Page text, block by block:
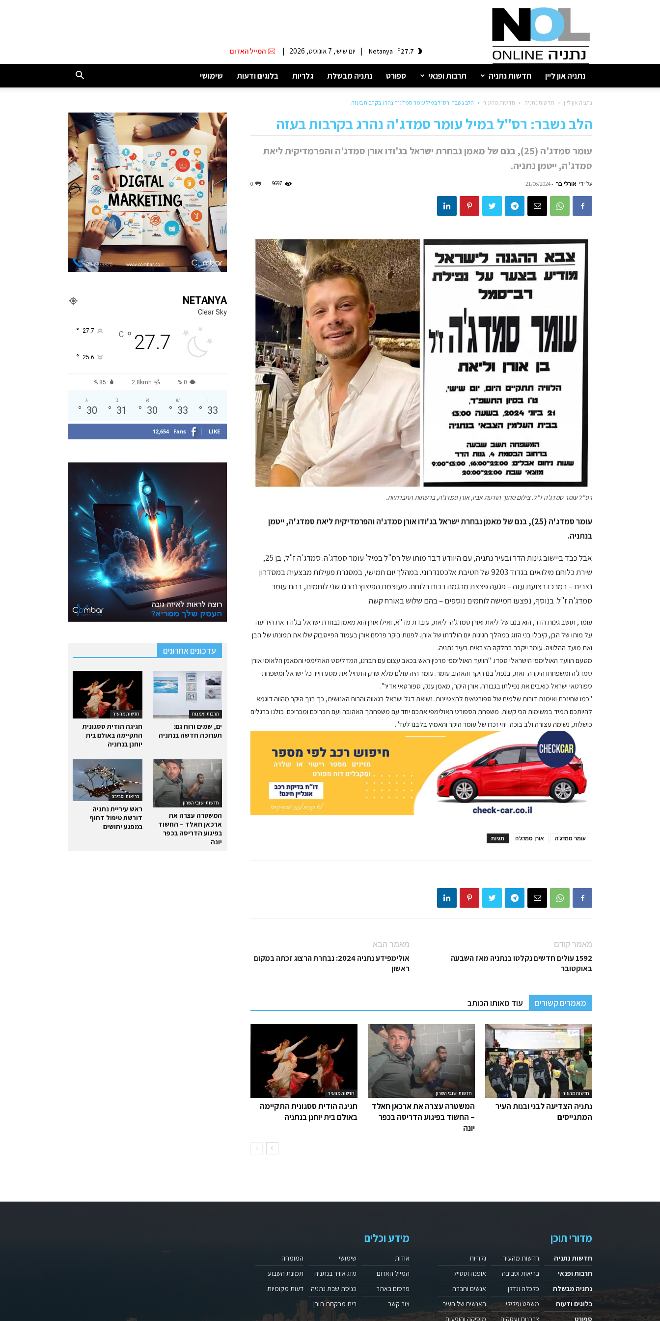
נתניה
27.7
C
Netanya
| יום שישי, 7 אוגוסט, 2026 | המייל האדום
נתניה און ליין חדשות נתניה תרבות ופנאי ספורט נתניה מבשלת גלריות בלוגים ודעות שימושי
נתניה און ליין חדשות נתניה חדשות מהעיר הלב נשבר: רס"ל במיל עומר סמדג'ה נהרג בקרבות בעזה
הלב נשבר: רס"ל במיל עומר סמדג'ה נהרג בקרבות בעזה
עומר סמדג'ה (25), בנם של מאמן נבחרת ישראל בג'ודו אורן סמדג'ה והפרמדיקית ליאת
סמדג'ה, ייטמן נתניה.
על ידי אורלי בר -
21/06/2024
0 9697
רס"ל עומר סמדג'ה ז"ל. צילום מתוך הודעת אביו, אורן סמדג'ה, ברשתות החברתיות.
עומר סמדג'ה (25), בנם של מאמן נבחרת ישראל בג'ודו אורן סמדג'ה והפרמדיקית ליאת סמדג'ה, ייטמן
בנתניה.
אבל כבד ביישוב גינות הדר ובעיר נתניה, עם היוודע דבר מותו של רס"ל במיל' עומר סמדג'ה. סמדג'ה ז"ל, בן 25,
שירת כלוחם מילואים בגדוד 9203 של חטיבת אלכסנדרוני. במהלך יום חמישי, במסגרת פעילות מבצעית במסדרון
נצרים – במרכז רצועת עזה – פגעה פצצת מרגמה בכוח בלוחם. מעוצמת הפיצוץ נהרגו שני לוחמים, בהם עומר
סמדג'ה ז"ל. בנוסף, נפצעו חמישה לוחמים נוספים – בהם שלוש באורח קשה.
עומר, תושב גינות הדר, הוא בנם של ליאת ואורן סמדג'ה. ליאת, עובדת מד"א, ואילו אורן הוא מאמן נבחרת ישראל בג'ודו. את הידיעה
על מותו של הבן, קיבלו בני הזוג במהלך חגיגות יום הולדתו של אורן. לפנות בוקר פרסם אורן בעמוד הפייסבוק שלו את תמונתו של הבן
ואת מועד ההלוויה. עומר ייקבר בחלקה הצבאית בעיר נתניה.
מטעם הוועד האולימפי הישראלי ספדו. "הוועד האולימפי מרכין ראש בכאב עצום עם חברנו, המדליסט האולימפי והמאמן הלאומי אורן
סמדג'ה ומשפחתו היקרה. זאת, בנפול בנו היקר והאהוב עומר. עומר היה עולם מלא שרק התחיל את מסע חייו. כל ישראל ומשפחת
ספורטאי ישראל כואבים את נפילתו בגבורה. אורן היקר, מאמן ענק, ספורטאי אדיר".
"כמו שחינכת ואימנת דורות שלמים של ספורטאים להצטיינות. נשיאת דגל ישראל בגאווה והרוח האנושית, כך בנך היקר מהווה דוגמא
להיותכם תמיד במשימות הכי קשות. משפחת הספורט האולימפי אתכם יחד עם משפחתך האהובה ועם חבריכם ומכריכם. כולנו ברגלים
כושלות, נשימה עצורה ולב בוכה. יהי זכרו של עומר היקר והאמיץ בלבנו לעד".
תגיות אורן סמדג'ה עומר סמדג'ה
מאמר קודם
1592 עולים חדשים נקלטו בנתניה מאז השבעה
באוקטובר
מאמר הבא
אולימפידע נתניה 2024: נבחרת הרצוג זכתה במקום
ראשון
מאמרים קשורים עוד מאותו הכותב
חדשות מהעיר
חגיגה הודית ססגונית התקיימה
באולם בית יוחנן בנתניה
חדשות ישובי השרון
המשטרה עצרה את ארכאן חאלד
– החשוד בפיגוע הדריסה בכפר
יונה
חדשות מהעיר
נתניה הצדיעה לבני ובנות העיר
המתגייסים
NETANYA
Clear Sky
27.7
°
C
27.7
°
25.6
°
85 % 2.8kmh 0 %
ו
33
°
ש
33
°
א
30
°
ב
31
°
ג
30
°
12,654 Fans LIKE
עדכונים אחרונים
חדשות מהעיר
חגיגה הודית ססגונית
התקיימה באולם בית
יוחנן בנתניה
תרבות ואמנות
ים, שמים ורוח גם:
תערוכה חדשה בנתניה
בריאות וסביבה
ראש עיריית נתניה
דורשת טיפול דחוף
במפגע יתושים
חדשות ישובי השרון
המשטרה עצרה את
ארכאן חאלד – החשוד
בפיגוע הדריסה בכפר
יונה
מדורי תוכן
חדשות נתניה
תרבות ופנאי
נתניה מבשלת
בלוגים ודעות
ספורט
חדשות מהעיר
בריאות וסביבה
כלכלה ונדלן
משפט ופלילי
צרכנות ועסקים
גלריות
אופנה וסטייל
אנשים וחברה
האנשים של העיר
מוסיקה והופעות
מידע וכלים
אודות
המייל האדום
פרסום באתר
צור קשר
שימושי
מזג אוויר בנתניה
כניסת שבת נתניה
בית מרקחת תורן
המומחה
תמונת השבוע
דעות מקומיות